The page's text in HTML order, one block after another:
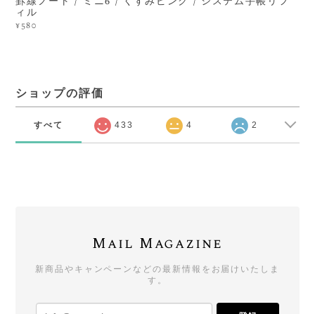
ィル
¥580
ショップの評価
すべて 433 4 2
Mail Magazine
新商品やキャンペーンなどの最新情報をお届けいたしま
す。